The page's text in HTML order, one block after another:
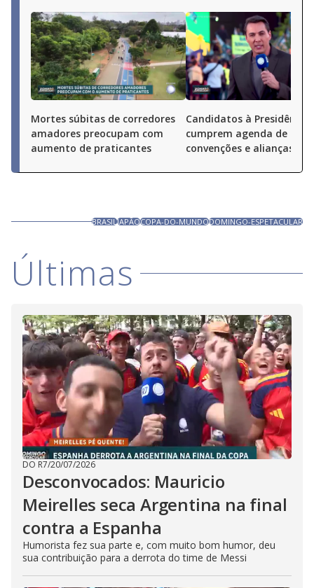
Mortes súbitas de corredores
amadores preocupam com
aumento de praticantes
Candidatos à Presidência
cumprem agenda de
convenções e alianças
BRASILJAPÃOCOPA-DO-MUNDODOMINGO-ESPETACULAR
Últimas
DO R7/20/07/2026
Desconvocados: Mauricio
Meirelles seca Argentina na final
contra a Espanha
Humorista fez sua parte e, com muito bom humor, deu
sua contribuição para a derrota do time de Messi